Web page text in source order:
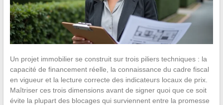
Un projet immobilier se construit sur trois piliers techniques : la
capacité de financement réelle, la connaissance du cadre fiscal
en vigueur et la lecture correcte des indicateurs locaux de prix.
Maîtriser ces trois dimensions avant de signer quoi que ce soit
évite la plupart des blocages qui surviennent entre la promesse